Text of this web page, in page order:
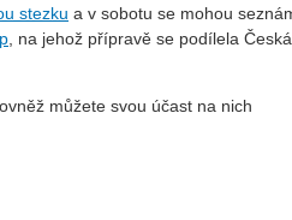
stezku a v sobotu se mohou
, na jehož přípravě se podílela Česká
můžete svou účast na nich